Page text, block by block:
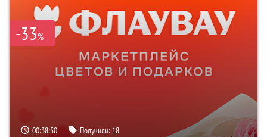
-33%
00:38:49 Получили: 18